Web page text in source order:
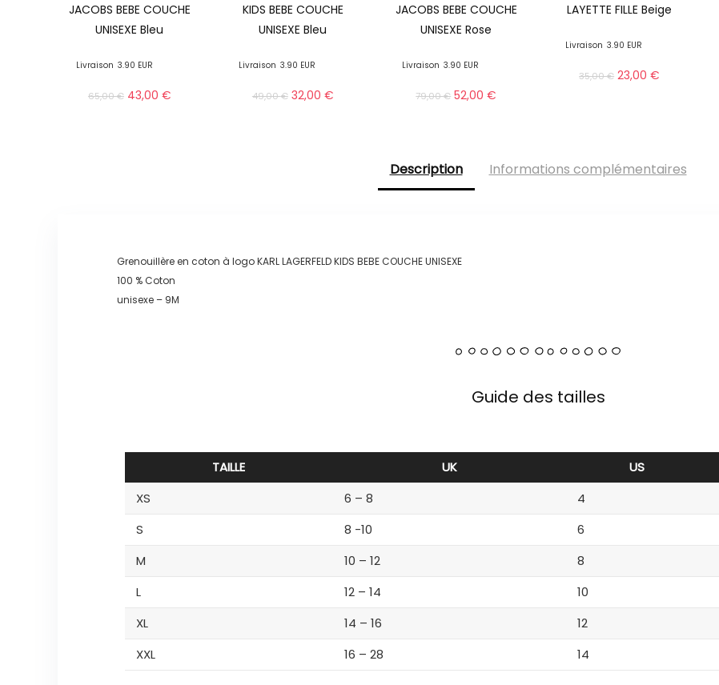
JACOBS BEBE COUCHE
UNISEXE Bleu
Livraison 3.90 EUR
65,00€ 43,00 €
KIDS BEBE COUCHE
UNISEXE Bleu
Livraison 3.90 EUR
49,00€ 32,00 €
JACOBS BEBE COUCHE
UNISEXE Rose
Livraison 3.90 EUR
79,00€ 52,00€
LAYETTE FILLE Beige
Livraison 3.90 EUR
35,00€ 23,00€
Description Informations complémentaires
Grenouillère en coton à logo KARL LAGERFELD KIDS BEBE COUCHE UNISEXE
100 % Coton
unisexe – 9M
Guide des tailles
TAILLE UK US
XS
6 – 8 4
S
8 -10 6
M
10 – 12 8
L
12 – 14 10
XL
14 – 16 12
XXL
16 – 28 14